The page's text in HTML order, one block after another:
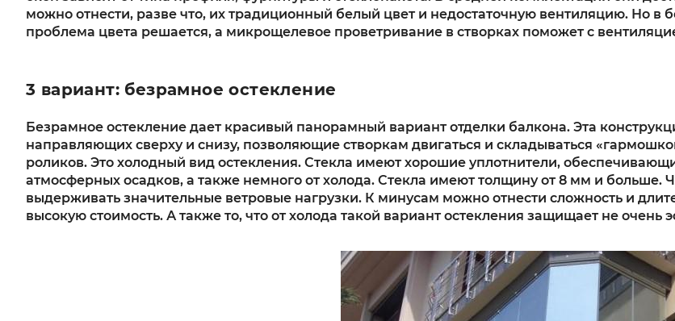
можно отнести, разве что, их традиционный белый цвет и недостаточную вентиляцию. Но
проблема цвета решается, а микрощелевое проветривание в створках поможет с
3 вариант: безрамное остекление
Безрамное остекление дает красивый панорамный вариант отделки балкона. Эта
направляющих сверху и снизу, позволяющие створкам двигаться и складываться
роликов. Это холодный вид остекления. Стекла имеют хорошие уплотнители,
атмосферных осадков, а также немного от холода. Стекла имеют толщину от 8 мм и
выдерживать значительные ветровые нагрузки. К минусам можно отнести сложность и
высокую стоимость. А также то, что от холода такой вариант остекления защищает не очень